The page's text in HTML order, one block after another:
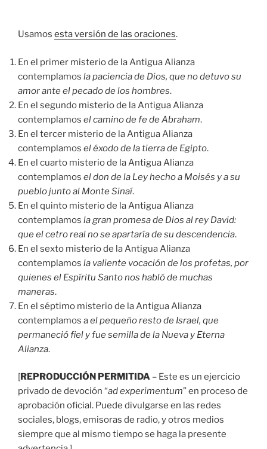
Usamos esta versión de las oraciones.
En el primer misterio de la Antigua Alianza
contemplamos la paciencia de Dios, que no detuvo su
amor ante el pecado de los hombres.
En el segundo misterio de la Antigua Alianza
contemplamos el camino de fe de Abraham.
En el tercer misterio de la Antigua Alianza
contemplamos el éxodo de la tierra de Egipto.
En el cuarto misterio de la Antigua Alianza
contemplamos el don de la Ley hecho a Moisés y a su
pueblo junto al Monte Sinaí.
En el quinto misterio de la Antigua Alianza
contemplamos la gran promesa de Dios al rey David:
que el cetro real no se apartaría de su descendencia.
En el sexto misterio de la Antigua Alianza
contemplamos la valiente vocación de los profetas, por
quienes el Espíritu Santo nos habló de muchas
maneras.
En el séptimo misterio de la Antigua Alianza
contemplamos ael pequeño resto de Israel, que
permaneció fiel y fue semilla de la Nueva y Eterna
Alianza.
[REPRODUCCIÓN PERMITIDA – Este es un ejercicio
privado de devoción “ad experimentum” en proceso de
aprobación oficial. Puede divulgarse en las redes
sociales, blogs, emisoras de radio, y otros medios
siempre que al mismo tiempo se haga la presente